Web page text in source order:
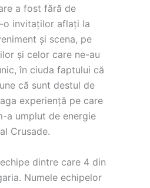
a fost fără de
o invitaților aflați la
și scena, pe
și celor care ne-au
în ciuda faptului că
că sunt destul de
experiență pe care
a umplut de energie
Crusade.
dintre care 4 din
Numele echipelor